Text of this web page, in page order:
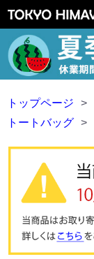
トップページ >
トートバッグ >